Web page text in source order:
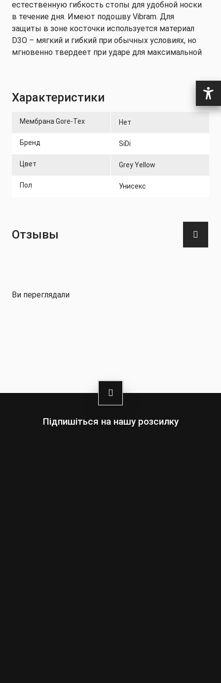
естественную гибкость стопы для удобной носки
в течение дня. Имеют подошву Vibram. Для
защиты в зоне косточки используется материал
D3O – мягкий и гибкий при обычных условиях, но
мгновенно твердеет при ударе для максимальной
Особенности:
Технология Fortex
Застежка с фиксатором для шнурков
Защита D3O в зоне косточки
Светоотражающие шнурки и вставки на пятке
Характеристики
Мембрана Gore-Tex Нет
Бренд SiDi
Цвет Grey Yellow
Пол Унисекс
Отзывы
Ви переглядали
Підпишіться на нашу розсилку